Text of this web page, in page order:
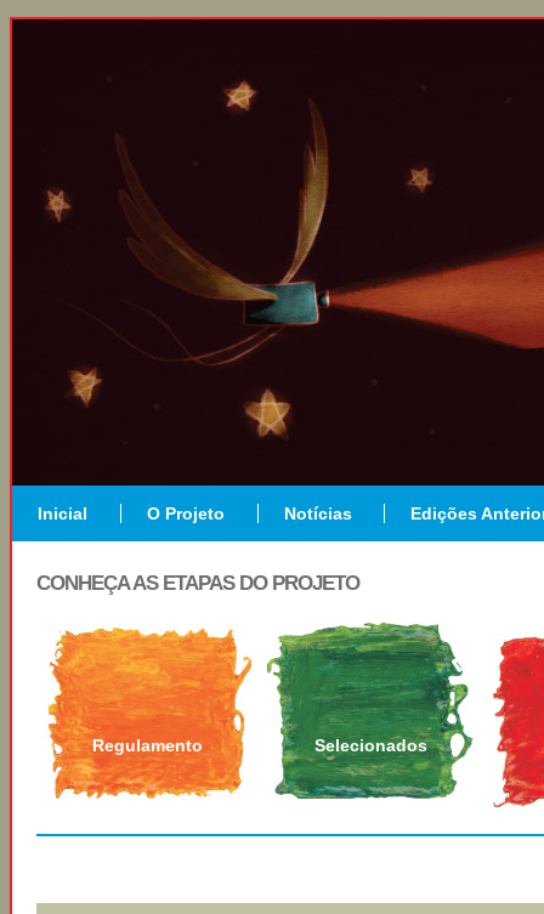
Inicial O Projeto Notícias Edições
CONHEÇA AS ETAPAS DO PROJETO
Regulamento Selecionados